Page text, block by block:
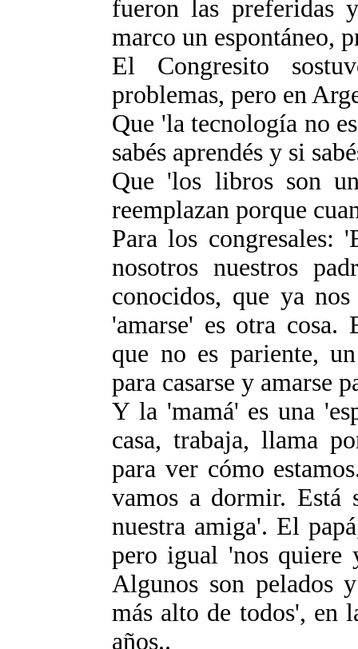
fueron las preferidas
marco un espontáneo,
El Congresito
problemas, pero en
Que 'la tecnología no
sabés aprendés y si
Que 'los libros son
reemplazan porque
Para los congresales:
nosotros nuestros
conocidos, que ya
'amarse' es otra cosa.
que no es pariente,
para casarse y amarse
Y la 'mamá' es una
casa, trabaja, llama
para ver cómo
vamos a dormir. Está
nuestra amiga'. El
pero igual 'nos quiere
Algunos son pelados
más alto de todos', en
años..